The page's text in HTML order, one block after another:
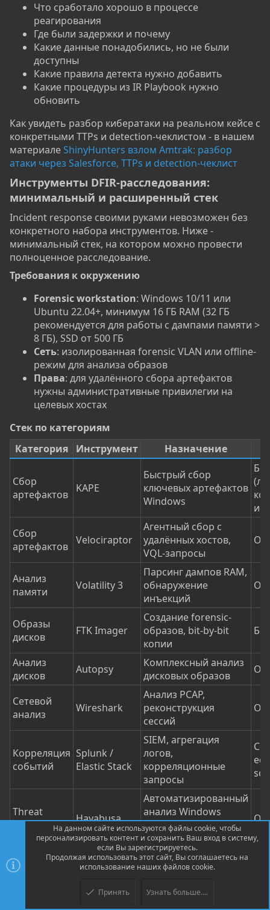
Что сработало хорошо в процессе
реагирования
Где были задержки и почему
Какие данные понадобились, но не были
доступны
Какие правила детекта нужно добавить
Какие процедуры из IR Playbook нужно
обновить
Как увидеть разбор кибератаки на реальном кейсе с
конкретными TTPs и detection-чеклистом - в нашем
материалеShinyHunters взлом Amtrak: разбор
атаки через Salesforce, TTPs и detection-чеклист
Инструменты DFIR-расследования:
минимальный и расширенный стек​
Incident response своими руками невозможен без
конкретного набора инструментов. Ниже -
минимальный стек, на котором можно провести
полноценное расследование.
Требования к окружению​
Forensic workstation: Windows 10/11 или
Ubuntu 22.04+, минимум 16 ГБ RAM (32 ГБ
рекомендуется для работы с дампами памяти >
8 ГБ), SSD от 500 ГБ
Сеть: изолированная forensic VLAN или offline-
режим для анализа образов
Права: для удалённого сбора артефактов
нужны административные привилегии на
целевых хостах
Стек по категориям​
Категория
Инструмент Назначение
Сбор
артефактов
KAPE
Быстрый сбор
ключевых артефактов
Windows
Сбор
артефактов Velociraptor
Агентный сбор с
удалённых хостов,
VQL-запросы
Анализ
памяти
Volatility 3
Парсинг дампов RAM,
обнаружение
инъекций
Образы
дисков
FTK Imager
Создание forensic-
образов, bit-by-bit
копии
Анализ
дисков
Autopsy
Комплексный анализ
дисковых образов
Сетевой
анализ
Wireshark
Анализ PCAP,
реконструкция
сессий
Корреляция
событий
Splunk /
Elastic Stack
SIEM, агрегация
логов,
корреляционные
запросы
Threat
detection
Hayabusa
Автоматизированный
анализ Windows
Event Logs на базе
Sigma-правил
Malware
Динамический
анализ
файлов в песочнице
На данном сайте используются файлы cookie, чтобы
персонализировать контент и сохранить Ваш вход в систему,
если Вы зарегистрируетесь.
Продолжая использовать этот сайт, Вы соглашаетесь на
использование наших файлов cookie.
Принять Узнать больше....